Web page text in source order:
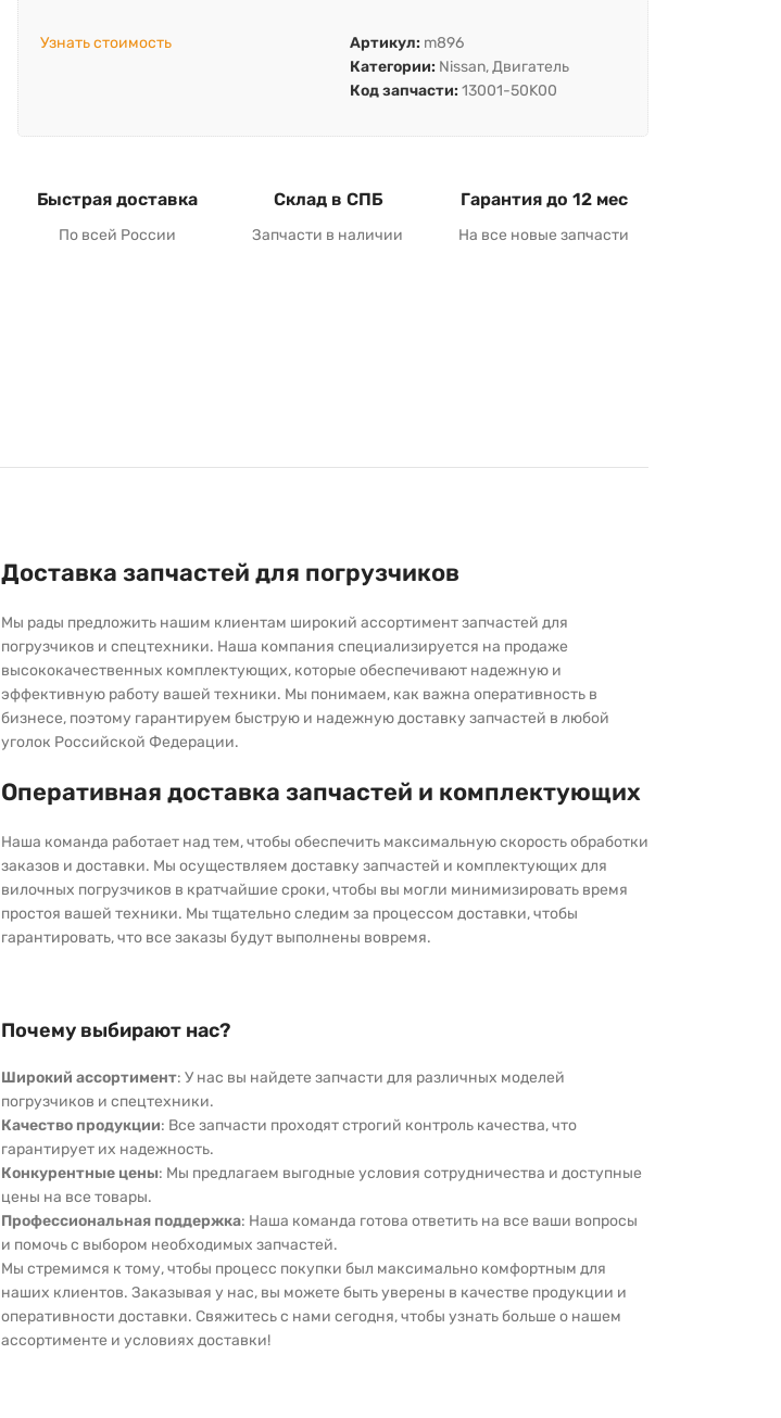
Узнать стоимость Артикул: m896
Категории: Nissan, Двигатель
Код запчасти: 13001-50K00
Быстрая доставка
По всей России
Склад в СПБ
Запчасти в наличии
Гарантия до 12 мес
На все новые запчасти
Доставка запчастей для погрузчиков
Мы рады предложить нашим клиентам широкий ассортимент запчастей для
погрузчиков и спецтехники. Наша компания специализируется на продаже
высококачественных комплектующих, которые обеспечивают надежную и
эффективную работу вашей техники. Мы понимаем, как важна оперативность в
бизнесе, поэтому гарантируем быструю и надежную доставку запчастей в любой
уголок Российской Федерации.
Оперативная доставка запчастей и комплектующих
Наша команда работает над тем, чтобы обеспечить максимальную скорость обработки
заказов и доставки. Мы осуществляем доставку запчастей и комплектующих для
вилочных погрузчиков в кратчайшие сроки, чтобы вы могли минимизировать время
простоя вашей техники. Мы тщательно следим за процессом доставки, чтобы
гарантировать, что все заказы будут выполнены вовремя.
Почему выбирают нас?
Широкий ассортимент: У нас вы найдете запчасти для различных моделей
погрузчиков и спецтехники.
Качество продукции: Все запчасти проходят строгий контроль качества, что
гарантирует их надежность.
Конкурентные цены: Мы предлагаем выгодные условия сотрудничества и доступные
цены на все товары.
Профессиональная поддержка: Наша команда готова ответить на все ваши вопросы
и помочь с выбором необходимых запчастей.
Мы стремимся к тому, чтобы процесс покупки был максимально комфортным для
наших клиентов. Заказывая у нас, вы можете быть уверены в качестве продукции и
оперативности доставки. Свяжитесь с нами сегодня, чтобы узнать больше о нашем
ассортименте и условиях доставки!